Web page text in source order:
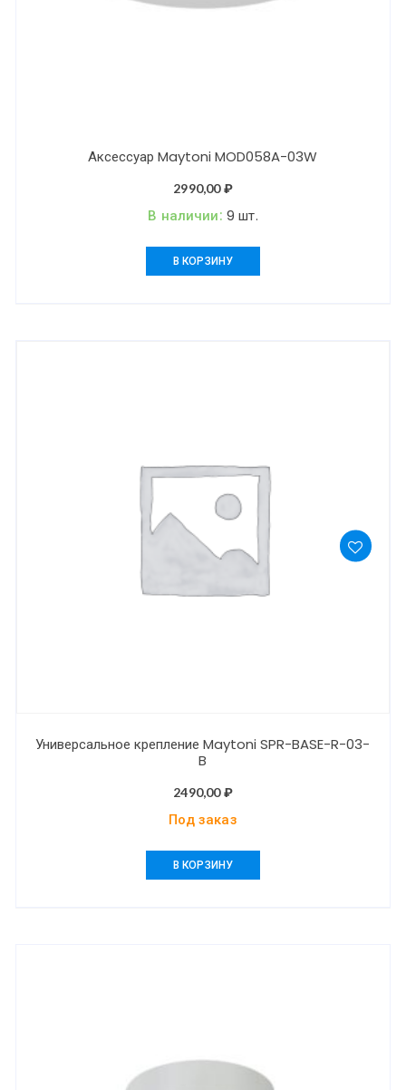
Аксессуар Maytoni MOD058A-03W
2990,00₽
В наличии: 9 шт.
В КОРЗИНУ
Универсальное крепление Maytoni SPR-BASE-R-03-
B
2490,00₽
Под заказ
В КОРЗИНУ